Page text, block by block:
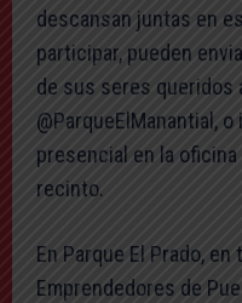
descansan juntas en
participar, pueden
de sus seres queridos
@ParqueElManantial,
presencial en la
recinto.
En Parque El Prado,
Emprendedores de